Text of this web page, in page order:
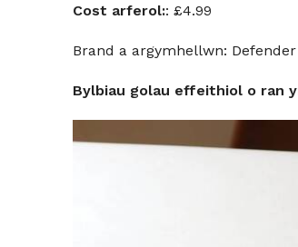
Cost arferol:: £4.99
Brand a argymhellwn:
Bylbiau golau effeithiol o ran